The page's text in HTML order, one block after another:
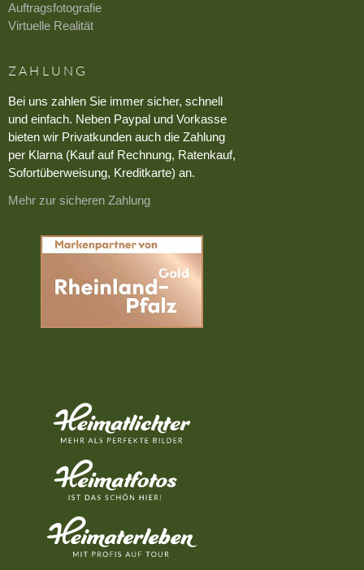
Auftragsfotografie
Virtuelle Realität
ZAHLUNG
Bei uns zahlen Sie immer sicher, schnell
und einfach. Neben Paypal und Vorkasse
bieten wir Privatkunden auch die Zahlung
per Klarna (Kauf auf Rechnung, Ratenkauf,
Sofortüberweisung, Kreditkarte) an.
Mehr zur sicheren Zahlung